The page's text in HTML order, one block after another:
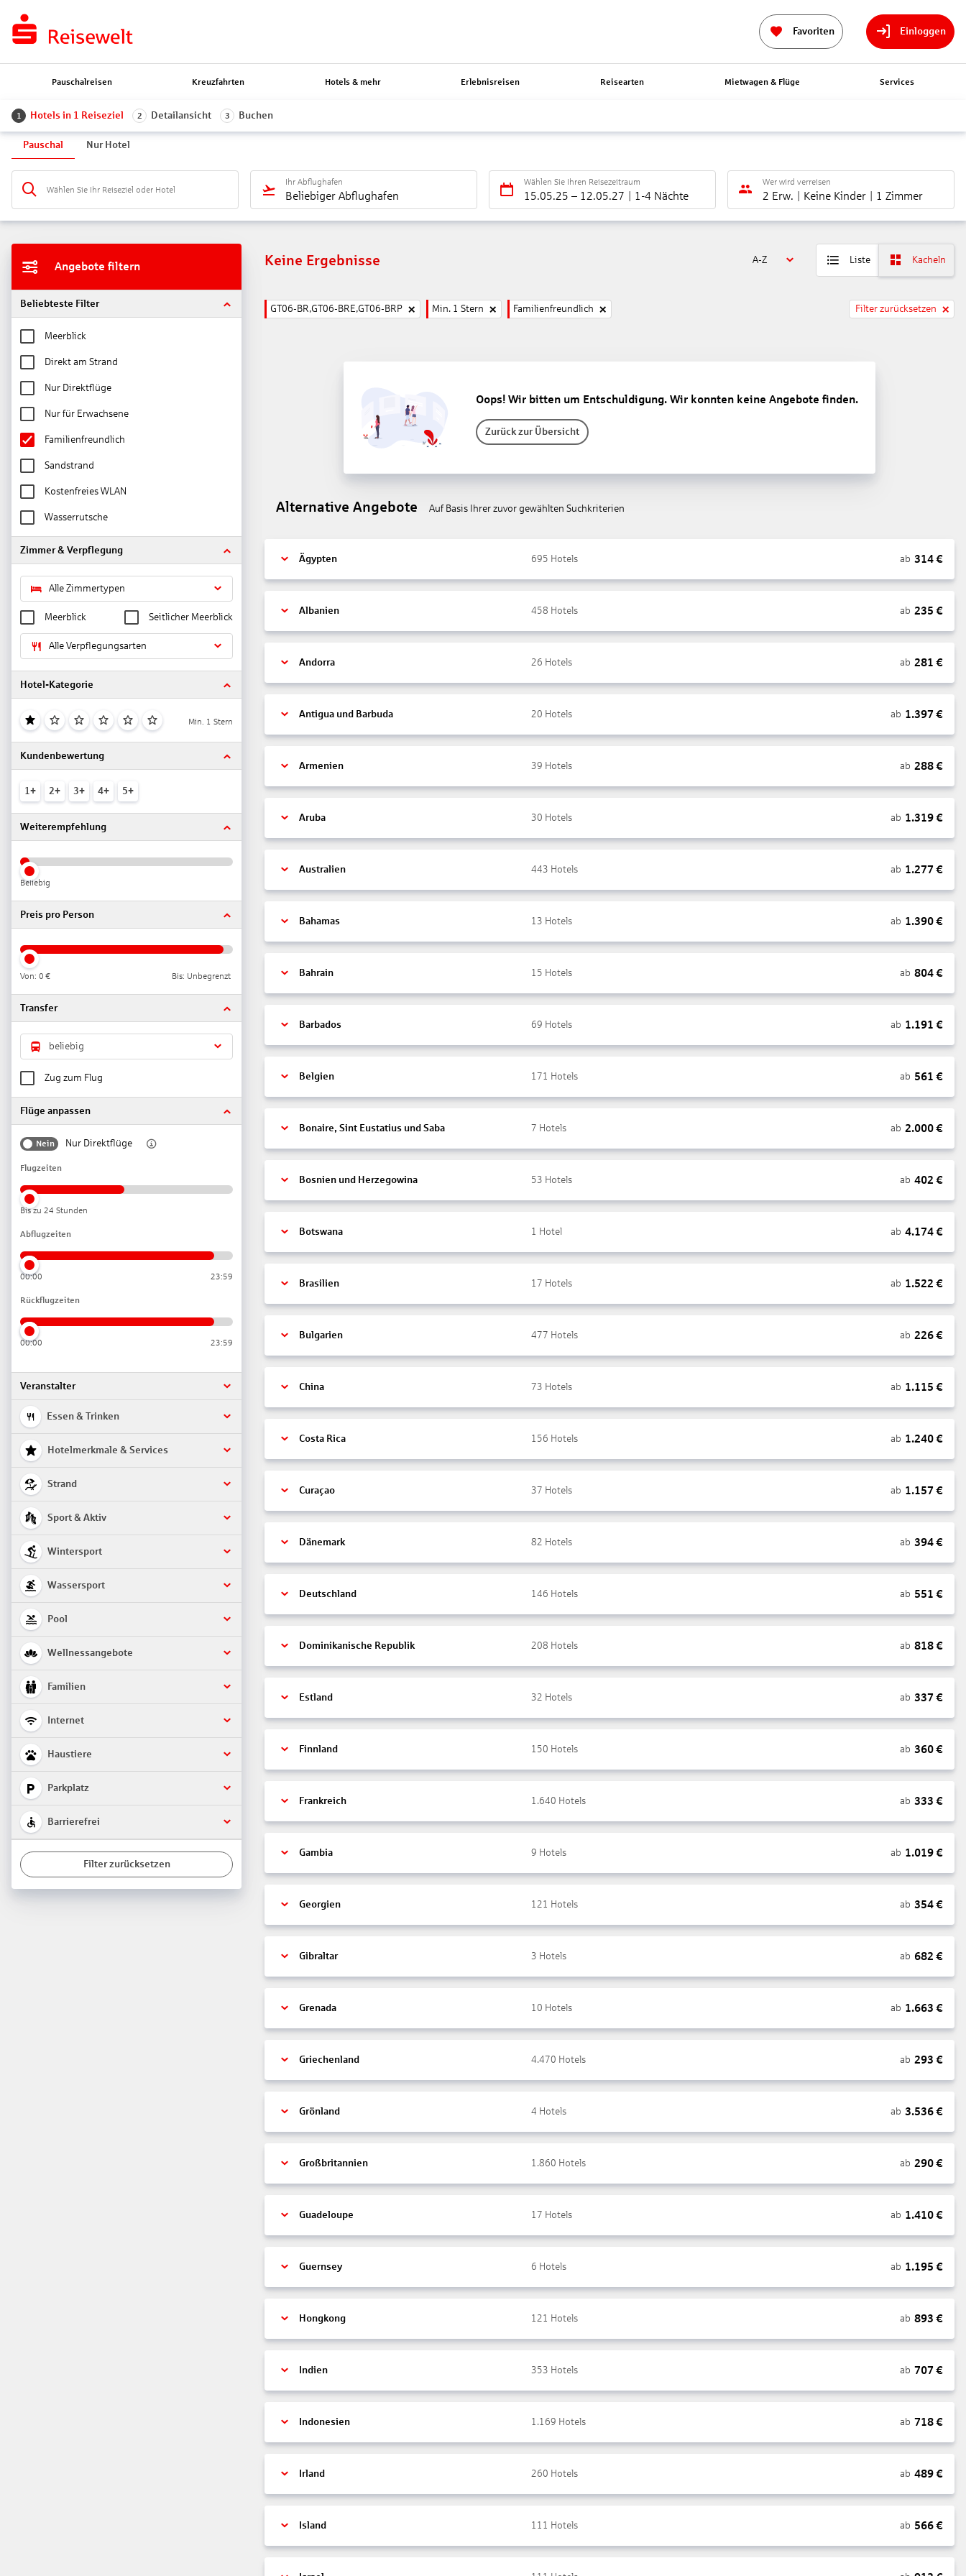
Favoriten Einloggen
Pauschalreisen Kreuzfahrten Hotels & mehr Erlebnisreisen Reisearten Mietwagen & Flüge Services
1 Hotels in 1 Reiseziel 2 Detailansicht 3 Buchen
Pauschal Nur Hotel
Wählen Sie Ihr Reiseziel oder Hotel
Ihr Abflughafen
Beliebiger Abflughafen
Wählen Sie Ihren Reisezeitraum
15.05.25 – 12.05.27 1-4 Nächte
Wer wird verreisen
2 Erw. Keine Kinder 1 Zimmer
Angebote filtern
Beliebteste Filter
Meerblick
Direkt am Strand
Nur Direktflüge
Nur für Erwachsene
Familienfreundlich
Sandstrand
Kostenfreies WLAN
Wasserrutsche
Zimmer & Verpflegung
Alle Zimmertypen
Meerblick Seitlicher Meerblick
Alle Verpflegungsarten
Hotel-Kategorie
Min. 1 Stern
Kundenbewertung
1+ 2+ 3+ 4+ 5+
Weiterempfehlung
Beliebig
Preis pro Person
Von: 0 € Bis: Unbegrenzt
Transfer
beliebig
Zug zum Flug
Flüge anpassen
Nein Nur Direktflüge
Flugzeiten
Bis zu 24 Stunden
Abflugzeiten
00:00 23:59
Rückflugzeiten
00:00 23:59
Veranstalter
Essen & Trinken
Hotelmerkmale & Services
Strand
Sport & Aktiv
Wintersport
Wassersport
Pool
Wellnessangebote
Familien
Internet
Haustiere
Parkplatz
Barrierefrei
Filter zurücksetzen
Keine Ergebnisse A-Z Liste Kacheln
GT06-BR,GT06-BRE,GT06-BRP Min. 1 Stern Familienfreundlich Filter zurücksetzen
Oops! Wir bitten um Entschuldigung. Wir konnten keine Angebote finden.
Zurück zur Übersicht
Alternative Angebote Auf Basis Ihrer zuvor gewählten Suchkriterien
Ägypten 695 Hotels ab 314€
Albanien 458 Hotels ab 235 €
Andorra 26 Hotels ab 281 €
Antigua und Barbuda 20 Hotels ab 1.397 €
Armenien 39 Hotels ab 288€
Aruba 30 Hotels ab 1.319€
Australien 443 Hotels ab 1.277 €
Bahamas 13 Hotels ab 1.390€
Bahrain 15 Hotels ab 804€
Barbados 69 Hotels ab 1.191 €
Belgien 171 Hotels ab 561 €
Bonaire, Sint Eustatius und Saba 7 Hotels ab 2.000€
Bosnien und Herzegowina 53 Hotels ab 402 €
Botswana 1 Hotel ab 4.174€
Brasilien 17 Hotels ab 1.522 €
Bulgarien 477 Hotels ab 226€
China 73 Hotels ab 1.115 €
Costa Rica 156 Hotels ab 1.240€
Curaçao 37 Hotels ab 1.157 €
Dänemark 82 Hotels ab 394€
Deutschland 146 Hotels ab 551 €
Dominikanische Republik 208 Hotels ab 818€
Estland 32 Hotels ab 337 €
Finnland 150 Hotels ab 360€
Frankreich 1.640 Hotels ab 333 €
Gambia 9 Hotels ab 1.019€
Georgien 121 Hotels ab 354€
Gibraltar 3 Hotels ab 682 €
Grenada 10 Hotels ab 1.663 €
Griechenland 4.470 Hotels ab 293 €
Grönland 4 Hotels ab 3.536€
Großbritannien 1.860 Hotels ab 290€
Guadeloupe 17 Hotels ab 1.410€
Guernsey 6 Hotels ab 1.195 €
Hongkong 121 Hotels ab 893 €
Indien 353 Hotels ab 707 €
Indonesien 1.169 Hotels ab 718€
Irland 260 Hotels ab 489€
Island 111 Hotels ab 566€